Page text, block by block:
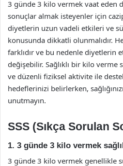
3 günde 3 kilo vermek vaat eden
sonuçlar almak isteyenler için
diyetlerin uzun vadeli etkileri ve
konusunda dikkatli olunmalıdır.
farklıdır ve bu nedenle diyetlerin
değişebilir. Sağlıklı bir kilo verme
ve düzenli fiziksel aktivite ile
hedeflerinizi belirlerken,
unutmayın.
SSS (Sıkça Sorulan
1. 3 günde 3 kilo vermek
3 günde 3 kilo vermek genellikle